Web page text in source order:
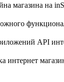
магазина на
API
интернет